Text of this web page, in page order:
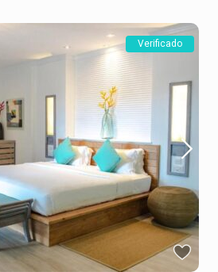
Verificado